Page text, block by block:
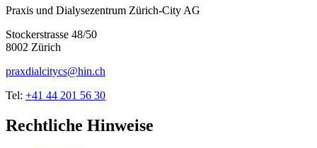
Praxis und Dialysezentrum Zürich-City AG
Stockerstrasse 48/50
8002 Zürich
praxdialcitycs@hin.ch
Tel: +41 44 201 56 30
Rechtliche Hinweise